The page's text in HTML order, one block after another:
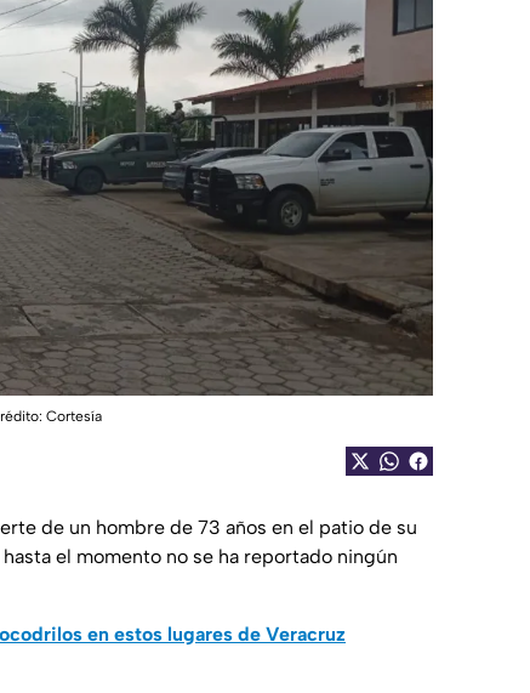
Cortesía
de un hombre de 73 años en el patio de su
el momento no se ha reportado ningún
en estos lugares de Veracruz